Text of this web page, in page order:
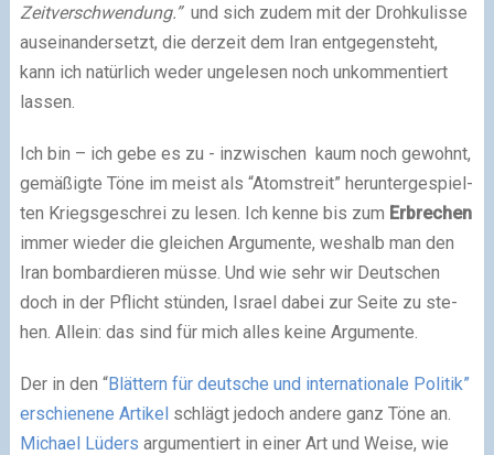
Zeitverschwendung.” und sich zudem mit der Drohkulisse
aus­ein­an­der­setzt, die der­zeit dem Iran ent­ge­gen­steht,
kann ich natür­lich weder unge­le­sen noch unkom­men­tiert
las­sen.
Ich bin – ich gebe es zu - inzwi­schen kaum noch gewohnt,
gemä­ßigte Töne im meist als “Atomstreit” her­un­ter­ge­spiel­
ten Kriegsgeschrei zu lesen. Ich kenne bis zum Erbrechen
immer wie­der die glei­chen Argumente, wes­halb man den
Iran bom­bar­die­ren müsse. Und wie sehr wir Deutschen
doch in der Pflicht stün­den, Israel dabei zur Seite zu ste­
hen. Allein: das sind für mich alles keine Argumente.
Der in den “Blättern für deut­sche und inter­na­tio­nale Politik”
erschie­nene Artikelschlägt jedoch andere ganz Töne an.
Michael Lüders argu­men­tiert in einer Art und Weise, wie